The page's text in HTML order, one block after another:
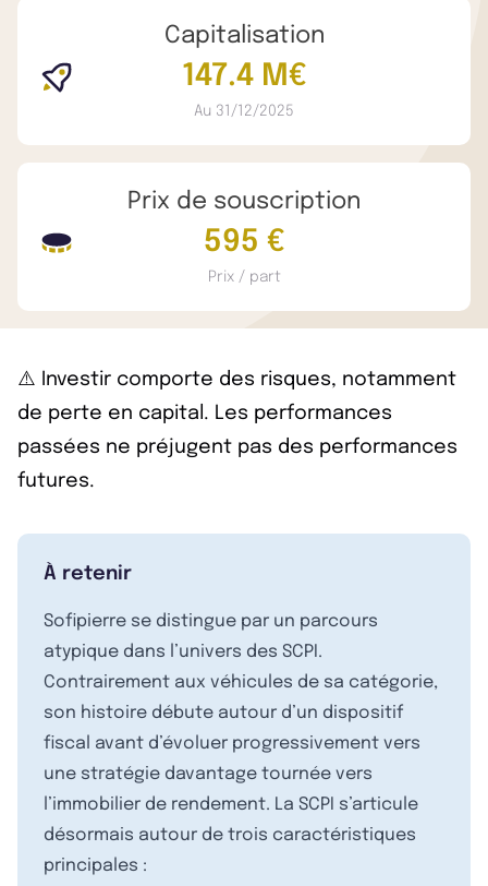
Capitalisation
147.4 M€
Au 31/12/2025
Prix de souscription
595 €
Prix / part
⚠️ Investir comporte des risques, notamment
de perte en capital. Les performances
passées ne préjugent pas des performances
futures.
À retenir
Sofipierre se distingue par un parcours
atypique dans l’univers des SCPI.
Contrairement aux véhicules de sa catégorie,
son histoire débute autour d’un dispositif
fiscal avant d’évoluer progressivement vers
une stratégie davantage tournée vers
l’immobilier de rendement. La SCPI s’articule
désormais autour de trois caractéristiques
principales :